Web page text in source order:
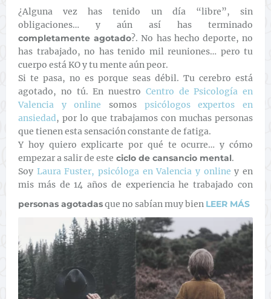
¿Alguna vez has tenido un día “libre”, sin
obligaciones… y aún así has terminado
completamente agotado?. No has hecho deporte, no
has trabajado, no has tenido mil reuniones… pero tu
cuerpo está KO y tu mente aún peor.
Si te pasa, no es porque seas débil. Tu cerebro está
agotado, no tú. En nuestro Centro de Psicología en
Valencia y online somos psicólogos expertos en
ansiedad, por lo que trabajamos con muchas personas
que tienen esta sensación constante de fatiga.
Y hoy quiero explicarte por qué te ocurre… y cómo
empezar a salir de este ciclo de cansancio mental.
Soy Laura Fuster, psicóloga en Valencia y online y en
mis más de 14 años de experiencia he trabajado con
personas agotadasque no sabían muy bien LEER MÁS